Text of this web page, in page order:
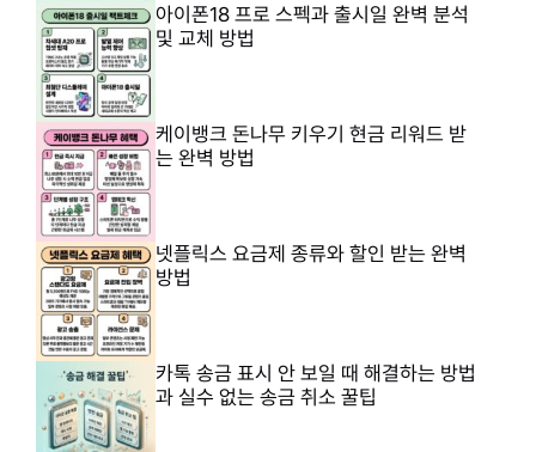
아이폰18 프로 스펙과 출시일 완벽 분석
및 교체 방법
케이뱅크 돈나무 키우기 현금 리워드 받
는 완벽 방법
넷플릭스 요금제 종류와 할인 받는 완벽
방법
카톡 송금 표시 안 보일 때 해결하는 방법
과 실수 없는 송금 취소 꿀팁